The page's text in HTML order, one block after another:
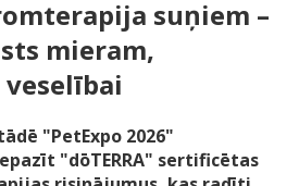
suņiem –
mieram,
"PetExpo 2026"
"dōTERRA" sertificētas